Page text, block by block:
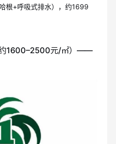
根+呼吸式排水），约1699
约1600–2500元/㎡）——